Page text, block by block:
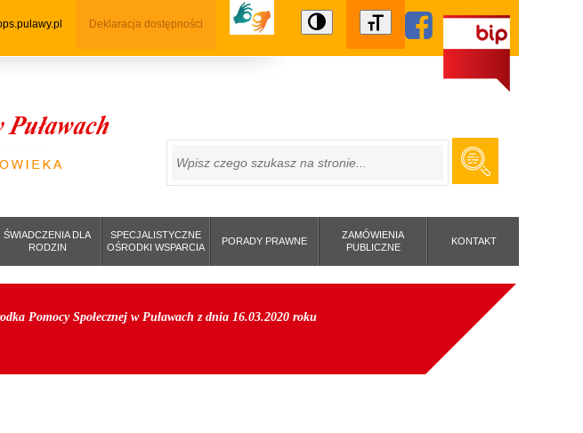
Deklaracja dostępności
SZUKAJ
ŚWIADCZENIA DLA
RODZIN
SPECJALISTYCZNE
OŚRODKI WSPARCIA
PORADY PRAWNE
ZAMÓWIENIA
PUBLICZNE
KONTAKT
Pomocy Społecznej w Puławach z dnia 16.03.2020 roku